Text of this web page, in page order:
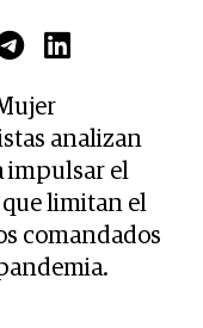
analizan
impulsar el
que limitan el
comandados